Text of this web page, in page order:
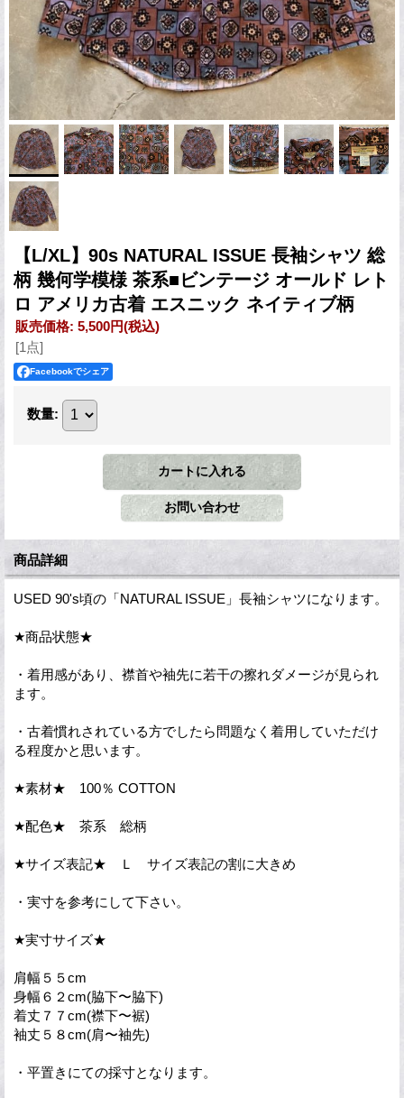
【L/XL】90s NATURAL ISSUE 長袖シャツ 総
柄 幾何学模様 茶系■ビンテージ オールド レト
ロ アメリカ古着 エスニック ネイティブ柄
販売価格: 5,500円(税込)
[1点]
Facebookでシェア
数量:
商品詳細
USED 90's頃の「NATURAL ISSUE」長袖シャツになります。
★商品状態★
・着用感があり、襟首や袖先に若干の擦れダメージが見られ
ます。
・古着慣れされている方でしたら問題なく着用していただけ
る程度かと思います。
★素材★ 100％ COTTON
★配色★ 茶系 総柄
★サイズ表記★ Ｌ サイズ表記の割に大きめ
・実寸を参考にして下さい。
★実寸サイズ★
肩幅５５cm
身幅６２cm(脇下〜脇下)
着丈７７cm(襟下〜裾)
袖丈５８cm(肩〜袖先)
・平置きにての採寸となります。